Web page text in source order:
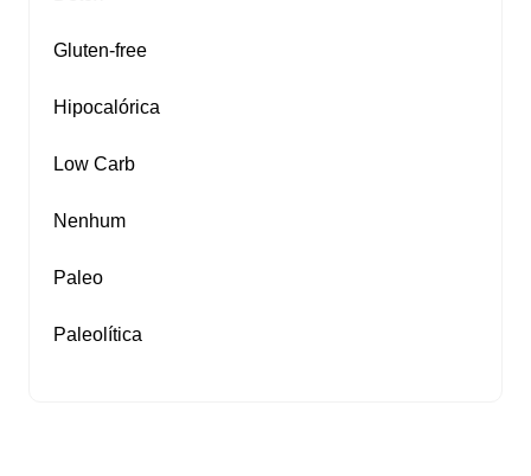
Gluten‑free
Hipocalórica
Low Carb
Nenhum
Paleo
Paleolítica